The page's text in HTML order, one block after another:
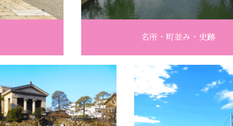
名所・町並み・史跡